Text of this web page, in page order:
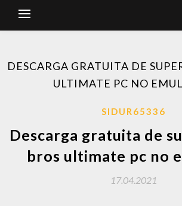
DESCARGA GRATUITA DE
ULTIMATE PC NO
SIDUR65336
Descarga gratuita de
bros ultimate pc no
17.04.2021